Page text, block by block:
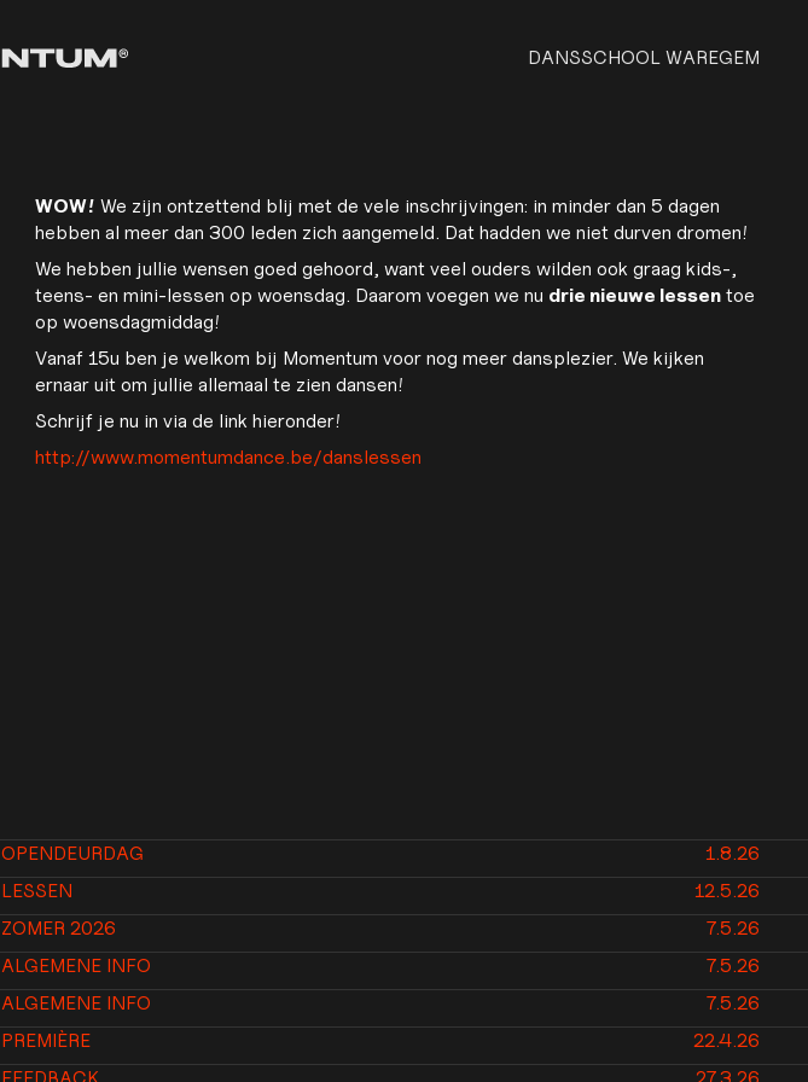
WOW! We zijn ontzettend blij met de vele inschrijvingen: in minder dan 5 dagen
hebben al meer dan 300 leden zich aangemeld. Dat hadden we niet durven dromen!
We hebben jullie wensen goed gehoord, want veel ouders wilden ook graag kids-,
teens- en mini-lessen op woensdag. Daarom voegen we nu drie nieuwe lessen toe
op woensdagmiddag!
Vanaf 15u ben je welkom bij Momentum voor nog meer dansplezier. We kijken
ernaar uit om jullie allemaal te zien dansen!
Schrijf je nu in via de link hieronder!
http://www.momentumdance.be/danslessen
OPENDEURDAG
1.8.26
LESSEN
12.5.26
ZOMER 2026
7.5.26
ALGEMENE INFO
7.5.26
ALGEMENE INFO
7.5.26
PREMIÈRE
22.4.26
DANSSCHOOL WAREGEM